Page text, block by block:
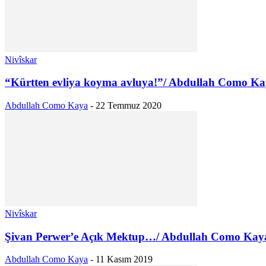
Nivîskar
“Kürtten evliya koyma avluya!”/ Abdullah Como
Abdullah Como Kaya - 22 Temmuz 2020
Nivîskar
Şivan Perwer’e Açık Mektup…/ Abdullah Como
Abdullah Como Kaya - 11 Kasım 2019